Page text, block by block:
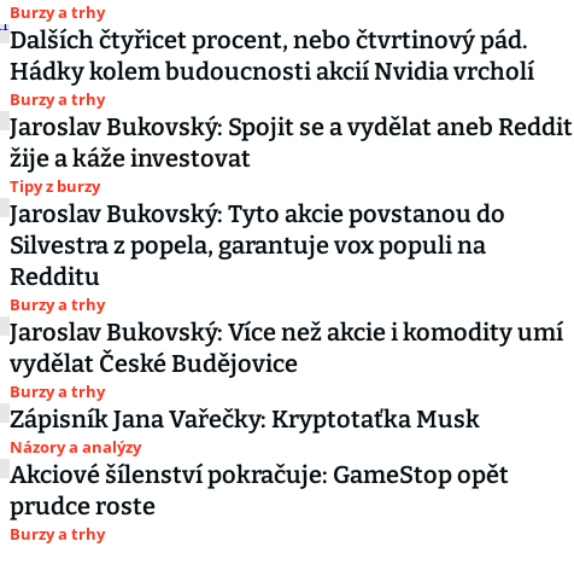
Burzy a trhy
Dalších čtyřicet procent, nebo čtvrtinový pád.
Hádky kolem budoucnosti akcií Nvidia vrcholí
Burzy a trhy
Jaroslav Bukovský: Spojit se a vydělat aneb Reddit
žije a káže investovat
Tipy z burzy
Jaroslav Bukovský: Tyto akcie povstanou do
Silvestra z popela, garantuje vox populi na
Redditu
Burzy a trhy
Jaroslav Bukovský: Více než akcie i komodity umí
vydělat České Budějovice
Burzy a trhy
Zápisník Jana Vařečky: Kryptotaťka Musk
Názory a analýzy
Akciové šílenství pokračuje: GameStop opět
prudce roste
Burzy a trhy